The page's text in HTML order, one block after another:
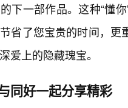
下一部作品。这种“懂
省了您宝贵的时间，
爱上的隐藏瑰宝。
同好一起分享精彩